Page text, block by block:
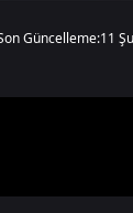
Güncelleme:11